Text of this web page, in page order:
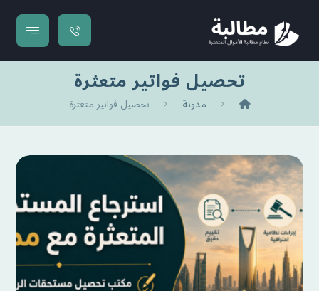
تحصيل فواتير متعثرة
مدونة تحصيل فواتير متعثرة